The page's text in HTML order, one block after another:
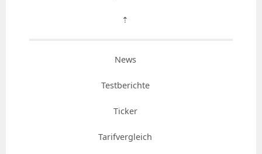
⇡
News
Testberichte
Ticker
Tarifvergleich